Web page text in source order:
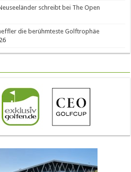
schreibt bei The Open
die berühmteste Golftrophäe